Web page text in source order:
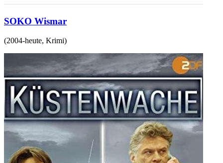
SOKO Wismar
(2004-heute, Krimi)